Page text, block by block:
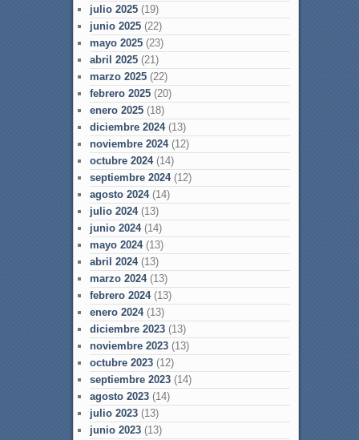
julio 2025(19)
junio 2025(22)
mayo 2025(23)
abril 2025(21)
marzo 2025(22)
febrero 2025(20)
enero 2025(18)
diciembre 2024(13)
noviembre 2024(12)
octubre 2024(14)
septiembre 2024(12)
agosto 2024(14)
julio 2024(13)
junio 2024(14)
mayo 2024(13)
abril 2024(13)
marzo 2024(13)
febrero 2024(13)
enero 2024(13)
diciembre 2023(13)
noviembre 2023(13)
octubre 2023(12)
septiembre 2023(14)
agosto 2023(14)
julio 2023(13)
junio 2023(13)